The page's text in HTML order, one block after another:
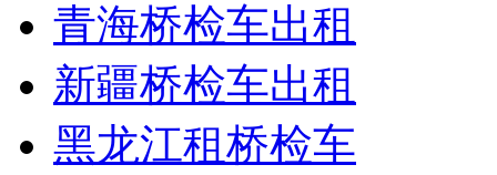
青海桥检车出租
新疆桥检车出租
黑龙江租桥检车